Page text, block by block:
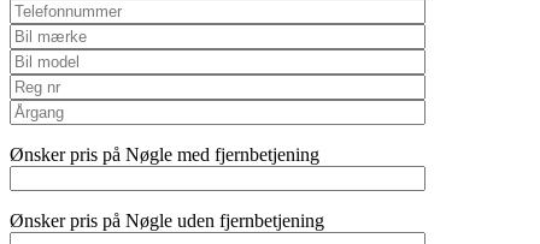
Ønsker pris på Nøgle med fjernbetjening
Ønsker pris på Nøgle uden fjernbetjening